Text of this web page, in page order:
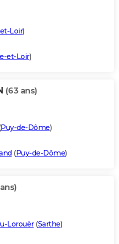
Loir)
et-Loir)
(63 ans)
Puy-de-Dôme)
(Puy-de-Dôme)
Lorouër(Sarthe)